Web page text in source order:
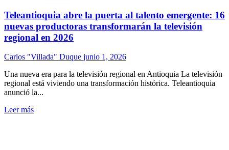
Teleantioquia abre la puerta al talento emergente: 16
nuevas productoras transformarán la televisión
regional en 2026
Carlos "Villada" Duque junio 1, 2026
Una nueva era para la televisión regional en Antioquia La televisión
regional está viviendo una transformación histórica. Teleantioquia
anunció la...
Leer más